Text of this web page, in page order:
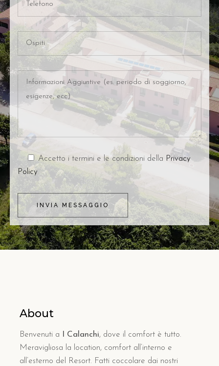
Accetto i termini e le condizioni della Privacy
Policy
INVIA MESSAGGIO
About
Benvenuti a I Calanchi, dove il comfort è tutto.
Meravigliosa la location, comfort all’interno e
all’esterno del Resort. Fatti coccolare dai nostri